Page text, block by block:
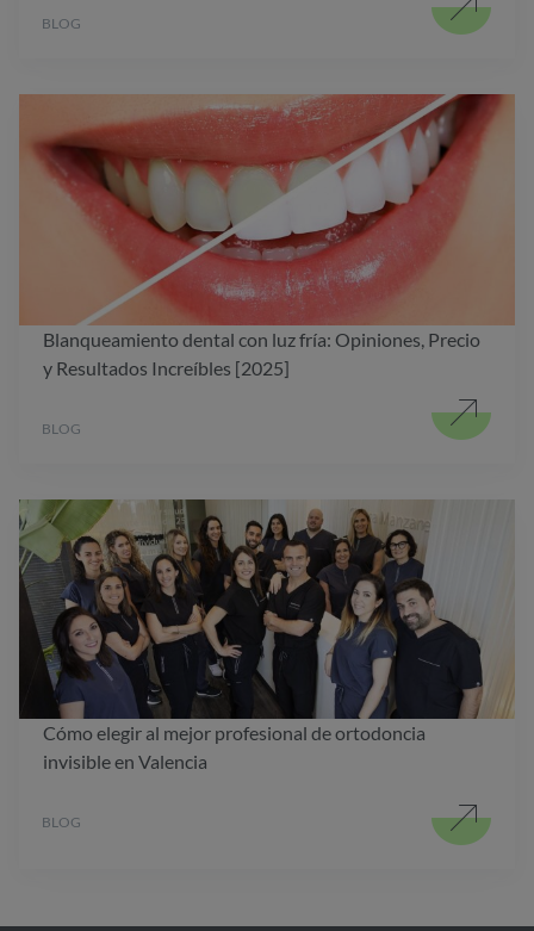
BLOG
Blanqueamiento dental con luz fría: Opiniones, Precio
y Resultados Increíbles [2025]
BLOG
Cómo elegir al mejor profesional de ortodoncia
invisible en Valencia
BLOG